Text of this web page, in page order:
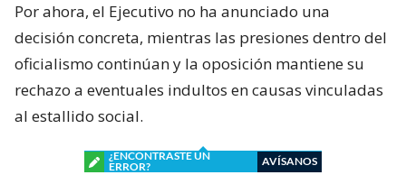
Por ahora, el Ejecutivo no ha anunciado una
decisión concreta, mientras las presiones dentro del
oficialismo continúan y la oposición mantiene su
rechazo a eventuales indultos en causas vinculadas
al estallido social.
¿ENCONTRASTE UN
ERROR?
AVÍSANOS